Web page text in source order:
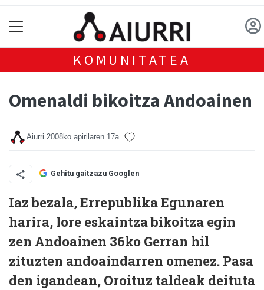
KOMUNITATEA
Omenaldi bikoitza Andoainen
Aiurri 2008ko apirilaren 17a
Gehitu gaitzazu Googlen
Iaz bezala, Errepublika Egunaren
harira, lore eskaintza bikoitza egin
zen Andoainen 36ko Gerran hil
zituzten andoaindarren omenez. Pasa
den igandean, Oroituz taldeak deituta